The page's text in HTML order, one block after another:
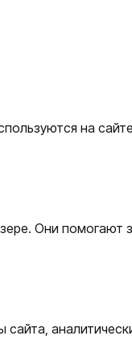
на
Они помогают